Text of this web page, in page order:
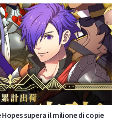
supera il milione di copie